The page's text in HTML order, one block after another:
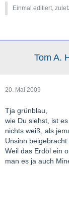
Einmal editiert,
Tom A.
20. Mai 2009
Tja grünblau,
wie Du siehst, ist
nichts weiß, als
Unsinn beigebracht
Weil das Erdöl ein
man es ja auch